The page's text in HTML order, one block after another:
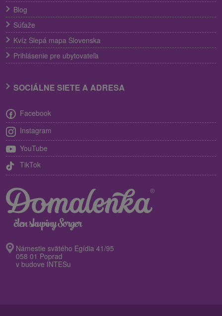
Blog
Súťaže
Kvíz Slepá mapa Slovenska
Prihlásenie pre ubytovateľa
SOCIÁLNE SIETE A ADRESA
Facebook
Instagram
YouTube
TikTok
Námestie svätého Egídia 41/95
058 01 Poprad
v budove INTESu